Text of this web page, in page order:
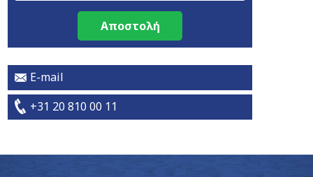
Αποστολή
E-mail
+31 20 810 00 11